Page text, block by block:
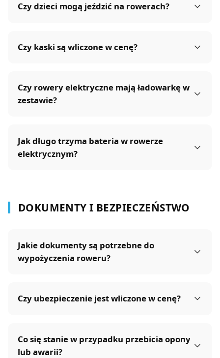
Czy dzieci mogą jeździć na rowerach?
Czy kaski są wliczone w cenę?
Czy rowery elektryczne mają ładowarkę w
zestawie?
Jak długo trzyma bateria w rowerze
elektrycznym?
DOKUMENTY I BEZPIECZEŃSTWO
Jakie dokumenty są potrzebne do
wypożyczenia roweru?
Czy ubezpieczenie jest wliczone w cenę?
Co się stanie w przypadku przebicia opony
lub awarii?